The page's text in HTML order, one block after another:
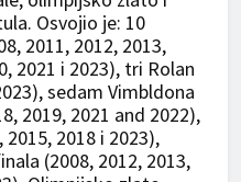
Osvojio je: 10
2011, 2012, 2013,
2021 i 2023), tri Rolan
sedam Vimbldona
2019, 2021 and 2022),
2018 i 2023),
(2008, 2012, 2013,